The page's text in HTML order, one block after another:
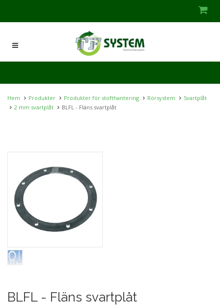
Hem Produkter Produkter för stofthantering Rörsystem
Svartplåt
2 mm svartplåt
BLFL - Fläns svartplåt
BLFL - Fläns svartplåt